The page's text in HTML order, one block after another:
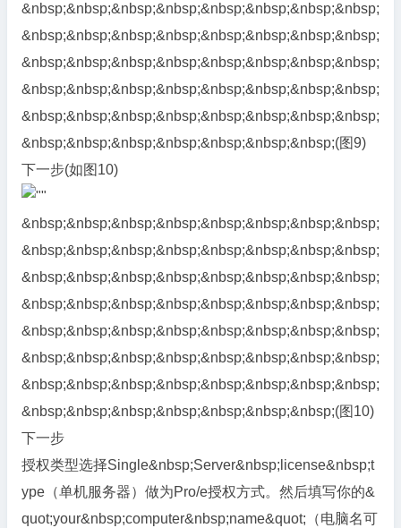
&nbsp;&nbsp;&nbsp;&nbsp;&nbsp;&nbsp;&nbsp;&nbsp;
&nbsp;&nbsp;&nbsp;&nbsp;&nbsp;&nbsp;&nbsp;&nbsp;
&nbsp;&nbsp;&nbsp;&nbsp;&nbsp;&nbsp;&nbsp;&nbsp;
&nbsp;&nbsp;&nbsp;&nbsp;&nbsp;&nbsp;&nbsp;&nbsp;
&nbsp;&nbsp;&nbsp;&nbsp;&nbsp;&nbsp;&nbsp;&nbsp;
&nbsp;&nbsp;&nbsp;&nbsp;&nbsp;&nbsp;&nbsp;(图9)
下一步(如图10)
&nbsp;&nbsp;&nbsp;&nbsp;&nbsp;&nbsp;&nbsp;&nbsp;
&nbsp;&nbsp;&nbsp;&nbsp;&nbsp;&nbsp;&nbsp;&nbsp;
&nbsp;&nbsp;&nbsp;&nbsp;&nbsp;&nbsp;&nbsp;&nbsp;
&nbsp;&nbsp;&nbsp;&nbsp;&nbsp;&nbsp;&nbsp;&nbsp;
&nbsp;&nbsp;&nbsp;&nbsp;&nbsp;&nbsp;&nbsp;&nbsp;
&nbsp;&nbsp;&nbsp;&nbsp;&nbsp;&nbsp;&nbsp;&nbsp;
&nbsp;&nbsp;&nbsp;&nbsp;&nbsp;&nbsp;&nbsp;&nbsp;
&nbsp;&nbsp;&nbsp;&nbsp;&nbsp;&nbsp;&nbsp;(图10)
下一步
授权类型选择Single&nbsp;Server&nbsp;license&nbsp;t
ype（单机服务器）做为Pro/e授权方式。然后填写你的&
quot;your&nbsp;computer&nbsp;name&quot;（电脑名可